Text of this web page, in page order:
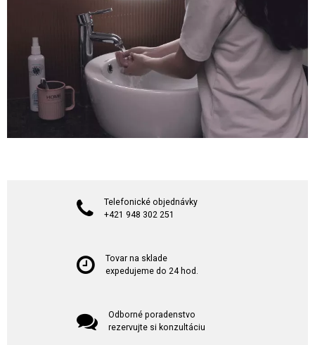
Telefonické objednávky
+421 948 302 251
Tovar na sklade
expedujeme do 24 hod.
Odborné poradenstvo
rezervujte si konzultáciu